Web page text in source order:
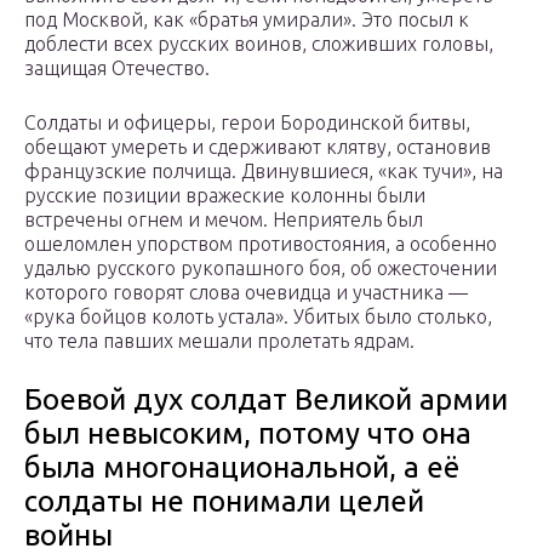
под Москвой, как «братья умирали». Это посыл к
доблести всех русских воинов, сложивших головы,
защищая Отечество.
Солдаты и офицеры, герои Бородинской битвы,
обещают умереть и сдерживают клятву, остановив
французские полчища. Двинувшиеся, «как тучи», на
русские позиции вражеские колонны были
встречены огнем и мечом. Неприятель был
ошеломлен упорством противостояния, а особенно
удалью русского рукопашного боя, об ожесточении
которого говорят слова очевидца и участника —
«рука бойцов колоть устала». Убитых было столько,
что тела павших мешали пролетать ядрам.
Боевой дух солдат Великой армии
был невысоким, потому что она
была многонациональной, а её
солдаты не понимали целей
войны